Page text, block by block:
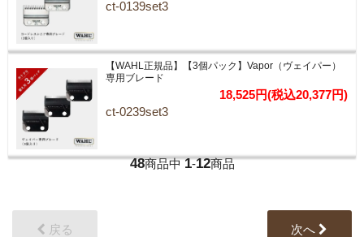
ct-0139set3
【WAHL正規品】【3個パック】Vapor（ヴェイパー）
専用ブレード
18,525円(税込20,377円)
ct-0239set3
48商品中1-12商品
戻る 次へ